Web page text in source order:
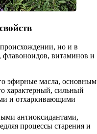
происхождении, но и в
флавоноидов, витаминов и
эфирные масла, основным
характерный, сильный
и отхаркивающими
антиоксидантами,
процессы старения и